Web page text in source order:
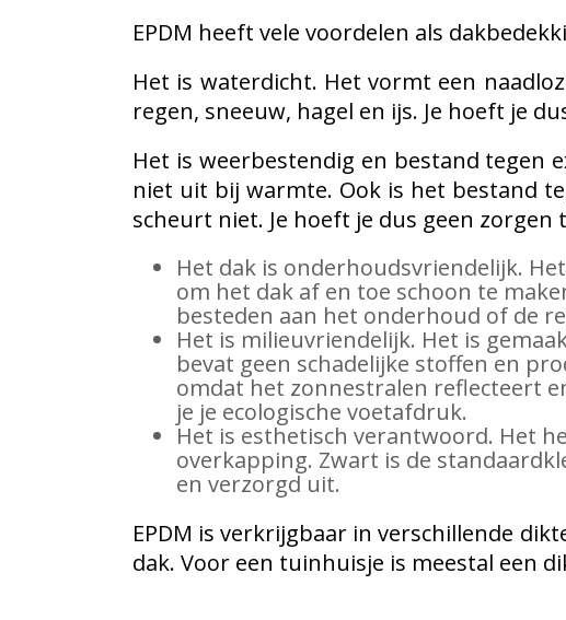
EPDM heeft vele voordelen als
Het is waterdicht. Het vormt een
regen, sneeuw, hagel en ijs. Je hoeft je
Het is weerbestendig en bestand tegen
niet uit bij warmte. Ook is het bestand
scheurt niet. Je hoeft je dus geen
Het dak is onderhoudsvriendelijk.
om het dak af en toe schoon te
besteden aan het onderhoud of de
Het is milieuvriendelijk. Het is
bevat geen schadelijke stoffen en
omdat het zonnestralen reflecteert
je je ecologische voetafdruk.
Het is esthetisch verantwoord. Het
overkapping. Zwart is de
en verzorgd uit.
EPDM is verkrijgbaar in verschillende
dak. Voor een tuinhuisje is meestal een